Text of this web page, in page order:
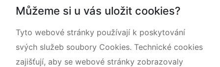
O nás
Můžeme si u vás uložit cookies?
Tyto webové stránky používají k poskytování
svých služeb soubory Cookies. Technické cookies
zajišťují, aby se webové stránky zobrazovaly